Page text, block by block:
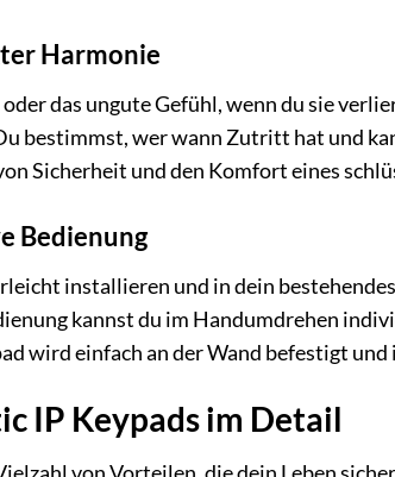
Harmonie
das ungute Gefühl, wenn du sie
bestimmst, wer wann Zutritt hat und
Sicherheit und den Komfort eines
Bedienung
installieren und in dein
kannst du im Handumdrehen
wird einfach an der Wand befestigt
IP Keypads im Detail